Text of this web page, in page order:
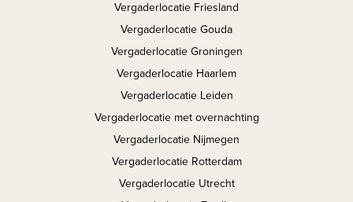
Vergaderlocatie Friesland
Vergaderlocatie Gouda
Vergaderlocatie Groningen
Vergaderlocatie Haarlem
Vergaderlocatie Leiden
Vergaderlocatie met overnachting
Vergaderlocatie Nijmegen
Vergaderlocatie Rotterdam
Vergaderlocatie Utrecht